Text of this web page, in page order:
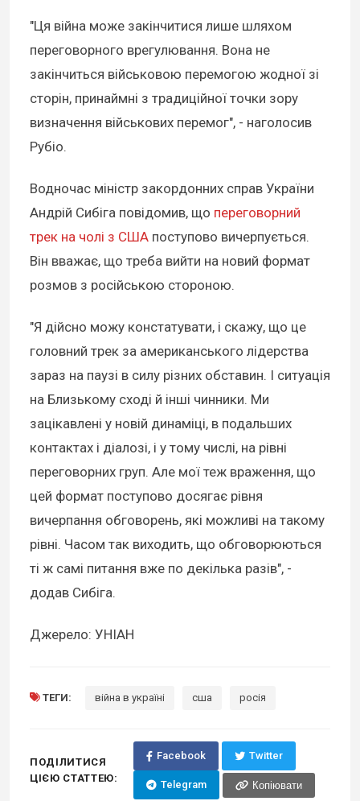
"Ця війна може закінчитися лише шляхом
переговорного врегулювання. Вона не
закінчиться військовою перемогою жодної зі
сторін, принаймні з традиційної точки зору
визначення військових перемог", - наголосив
Рубіо.
Водночас міністр закордонних справ України
Андрій Сибіга повідомив, що переговорний
трек на чолі з США поступово вичерпується.
Він вважає, що треба вийти на новий формат
розмов з російською стороною.
"Я дійсно можу констатувати, і скажу, що це
головний трек за американського лідерства
зараз на паузі в силу різних обставин. І ситуація
на Близькому сході й інші чинники. Ми
зацікавлені у новій динаміці, в подальших
контактах і діалозі, і у тому числі, на рівні
переговорних груп. Але мої теж враження, що
цей формат поступово досягає рівня
вичерпання обговорень, які можливі на такому
рівні. Часом так виходить, що обговорюються
ті ж самі питання вже по декілька разів", -
додав Сибіга.
Джерело: УНІАН
ТЕГИ: війна в україні сша росія
ПОДІЛИТИСЯ
ЦІЄЮ СТАТТЕЮ:
Facebook Twitter
Telegram Копіювати